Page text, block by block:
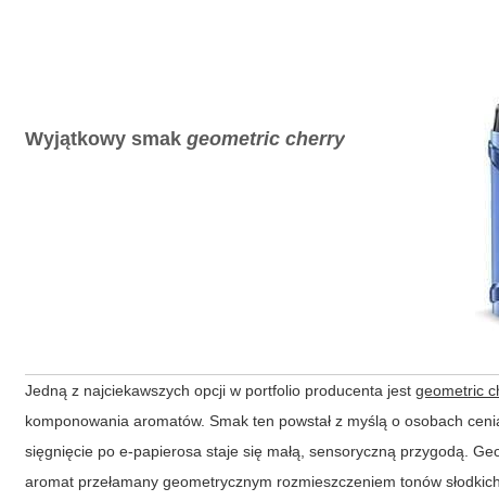
Wyjątkowy smakgeometric cherry
Jedną z najciekawszych opcji w portfolio producenta jestgeometric
komponowania aromatów. Smak ten powstał z myślą o osobach
sięgnięcie po e-papierosa staje się małą, sensoryczną przygodą.
aromat przełamany geometrycznym rozmieszczeniem tonów